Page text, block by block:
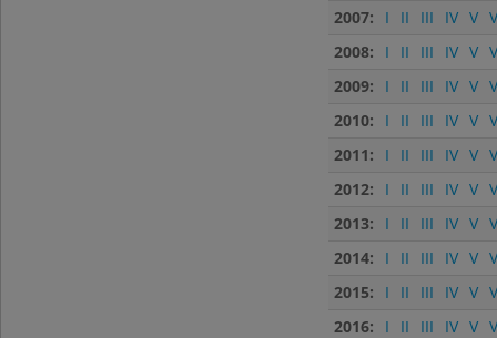
2007:
I II III IV V
2008:
I II III IV V
2009:
I II III IV V
2010:
I II III IV V
2011:
I II III IV V
2012:
I II III IV V
2013:
I II III IV V
2014:
I II III IV V
2015:
I II III IV V
2016:
I II III IV V